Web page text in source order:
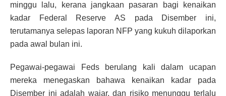
minggu lalu, kerana jangkaan pasaran bagi kenaikan
kadar Federal Reserve AS pada Disember ini,
terutamanya selepas laporan NFP yang kukuh dilaporkan
pada awal bulan ini.
Pegawai-pegawai Feds berulang kali dalam ucapan
mereka menegaskan bahawa kenaikan kadar pada
Disember ini adalah wajar, dan risiko menunggu terlalu